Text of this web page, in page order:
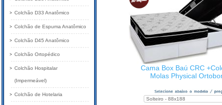
Cama Box Baú CRC
Molas Physical
Colchão D33 Anatômico
Colchão de Espuma Anatômico
Colchão D45 Anatômico
Colchão Ortopédico
Colchão Hospitalar
(Impermeável)
Colchão de Hotelaria